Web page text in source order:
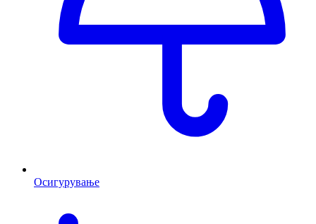
Осигурување